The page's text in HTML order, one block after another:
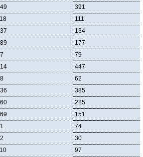
391
111
134
177
79
447
62
385
225
151
74
30
97